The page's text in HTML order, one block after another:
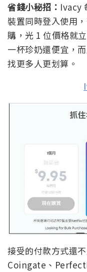
省錢小秘招： Ivacy
裝置同時登入使用
購，光 1 位價格就
一杯珍奶還便宜，
找更多人更划算。
接受的付款方式還
Coingate、